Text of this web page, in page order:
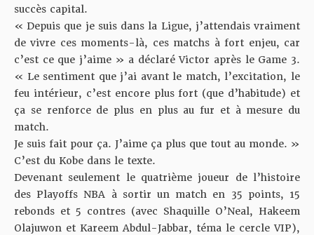
succès capital.
« Depuis que je suis dans la Ligue, j’attendais vraiment
de vivre ces moments-là, ces matchs à fort enjeu, car
c’est ce que j’aime » a déclaré Victor après le Game 3.
« Le sentiment que j’ai avant le match, l’excitation, le
feu intérieur, c’est encore plus fort (que d’habitude) et
ça se renforce de plus en plus au fur et à mesure du
match.
Je suis fait pour ça. J’aime ça plus que tout au monde. »
C’est du Kobe dans le texte.
Devenant seulement le quatrième joueur de l’histoire
des Playoffs NBA à sortir un match en 35 points, 15
rebonds et 5 contres (avec Shaquille O’Neal, Hakeem
Olajuwon et Kareem Abdul-Jabbar, téma le cercle VIP),